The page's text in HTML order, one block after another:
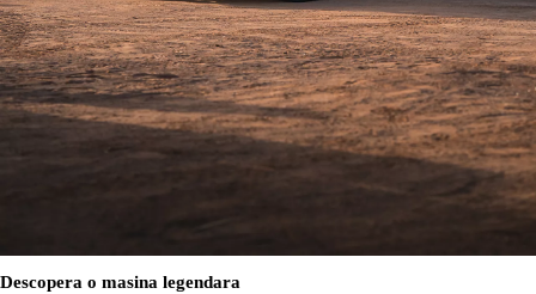
Descopera o masina legendara